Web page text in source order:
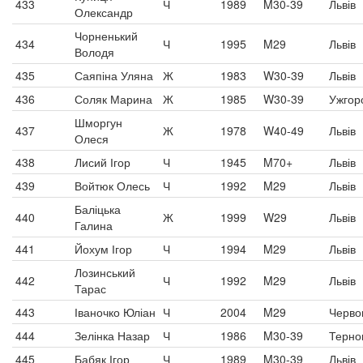
433
Олександр
Ч 1989 M30-39 Львів
434
Чорненький
Володя
Ч 1995 M29
Львів
435
Саяпіна Уляна Ж 1983 W30-39
Львів
436
Соляк Марина Ж 1985 W30-39
437
Шморгун
Олеся
Ж 1978 W40-49
Львів
438
Лисий Ігор Ч 1945 M70+
Львів
439
Войтюк Олесь Ч 1992 M29
Львів
440
Баліцька
Галина
Ж 1999 W29
Львів
441
Йохум Ігор Ч 1994 M29
Львів
442
Лозинський
Тарас
Ч 1992 M29
Львів
443
Іваночко Юліан Ч 2004 M29
444
Зелінка Назар Ч 1986 M30-39
445
Бабяк Ігор Ч 1989 M30-39 Львів